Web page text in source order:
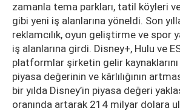
zamanla tema parkları, tatil köyleri ve
gibi yeni iş alanlarına yöneldi. Son
reklamcılık, oyun geliştirme ve spor
iş alanlarına girdi. Disney+, Hulu ve
platformlar şirketin gelir
piyasa değerinin ve kârlılığının
bir yılda Disney’in piyasa değeri
oranında artarak 214 milyar dolara